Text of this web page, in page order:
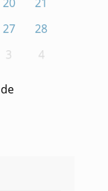
20
21
27
28
3 4